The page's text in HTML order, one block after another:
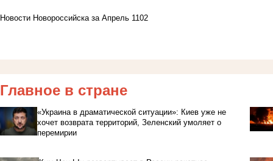
Новости Новороссийска за Апрель 1102
Главное в стране
«Украина в драматической ситуации»: Киев уже не
хочет возврата территорий, Зеленский умоляет о
перемирии